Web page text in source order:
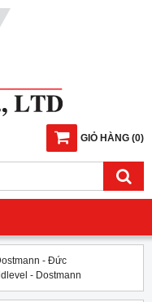
GIỎ HÀNG (0)
- Đức
- Dostmann